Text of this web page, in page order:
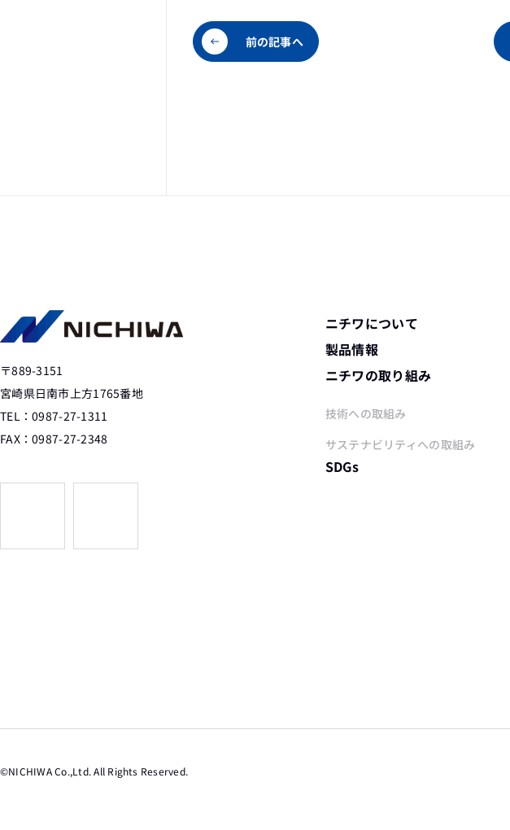
前の記事へ
〒889-3151
宮崎県日南市上方1765番地
TEL：0987-27-1311
FAX：0987-27-2348
ニチワについて
製品情報
ニチワの取り組み
技術への取組み
サステナビリティへの取組み
SDGs
©︎NICHIWA Co.,Ltd. All Rights Reserved.